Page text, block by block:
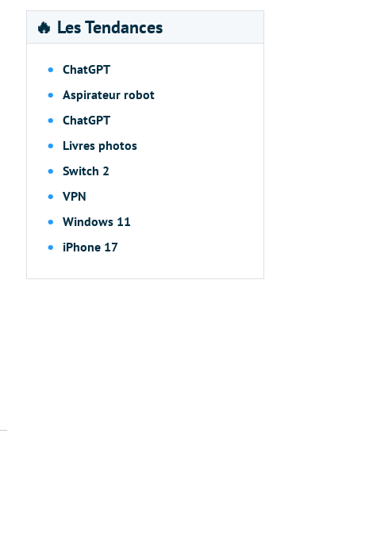
🔥 Les Tendances
ChatGPT
Aspirateur robot
ChatGPT
Livres photos
Switch 2
VPN
Windows 11
iPhone 17